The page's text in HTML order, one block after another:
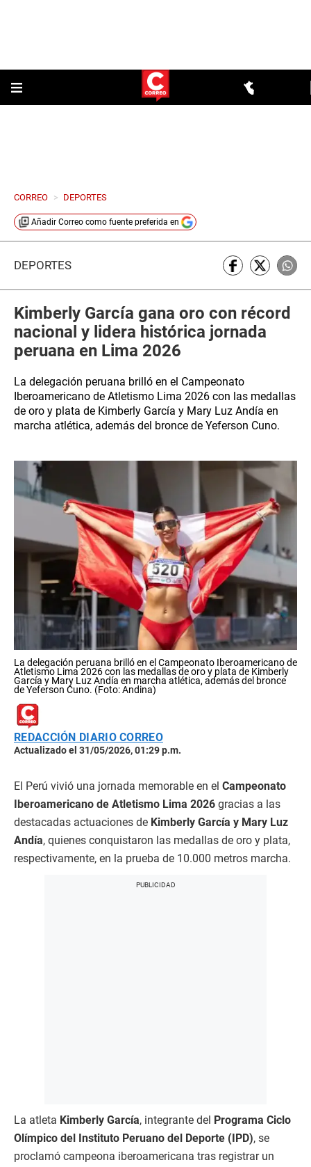
CORREO > DEPORTES
Añadir Correo como fuente preferida en
DEPORTES
Kimberly García gana oro con récord
nacional y lidera histórica jornada
peruana en Lima 2026
La delegación peruana brilló en el Campeonato
Iberoamericano de Atletismo Lima 2026 con las medallas
de oro y plata de Kimberly García y Mary Luz Andía en
marcha atlética, además del bronce de Yeferson Cuno.
La delegación peruana brilló en el Campeonato Iberoamericano de
Atletismo Lima 2026 con las medallas de oro y plata de Kimberly
García y Mary Luz Andía en marcha atlética, además del bronce
de Yeferson Cuno. (Foto: Andina)
REDACCIÓN DIARIO CORREO
Actualizado el 31/05/2026, 01:29 p.m.
El Perú vivió una jornada memorable en el Campeonato
Iberoamericano de Atletismo Lima 2026 gracias a las
destacadas actuaciones de Kimberly García y Mary Luz
Andía, quienes conquistaron las medallas de oro y plata,
respectivamente, en la prueba de 10.000 metros marcha.
La atleta Kimberly García, integrante del Programa Ciclo
Olímpico del Instituto Peruano del Deporte (IPD), se
proclamó campeona iberoamericana tras registrar un